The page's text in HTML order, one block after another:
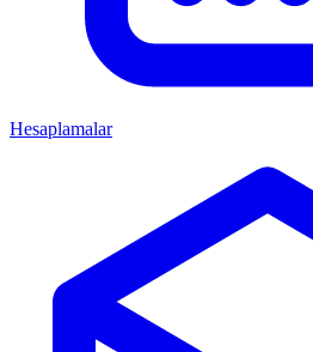
Hesaplamalar